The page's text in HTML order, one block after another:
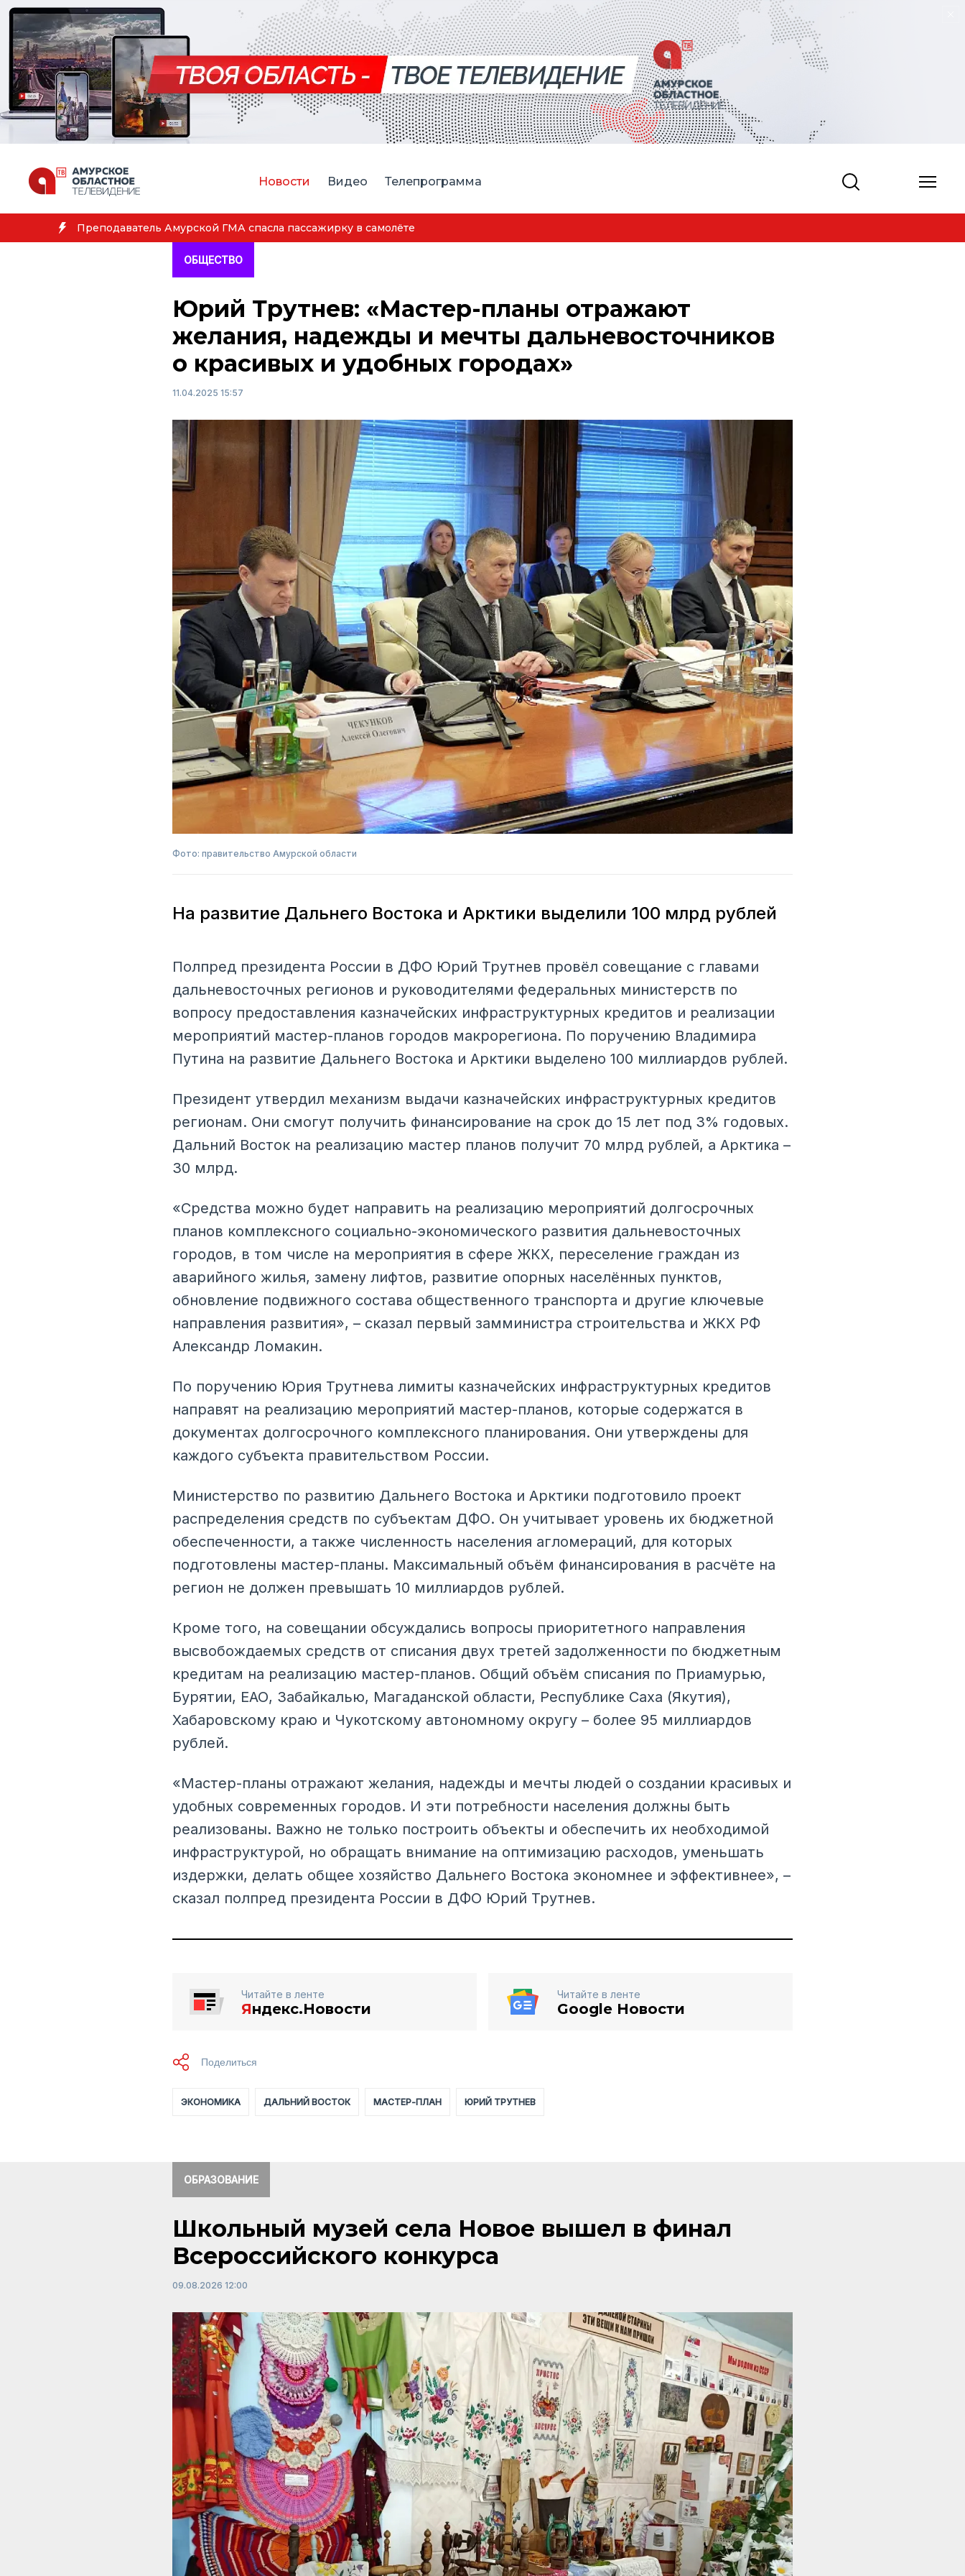
Новости Видео Телепрограмма
Амурская спортсменка выиграла первенство России по лёгкой атлетике
ОБЩЕСТВО
Юрий Трутнев: «Мастер-планы отражают
желания, надежды и мечты дальневосточников
о красивых и удобных городах»
11.04.2025 15:57
Фото: правительство Амурской области
На развитие Дальнего Востока и Арктики выделили 100 млрд рублей
Полпред президента России в ДФО Юрий Трутнев провёл совещание с главами
дальневосточных регионов и руководителями федеральных министерств по
вопросу предоставления казначейских инфраструктурных кредитов и реализации
мероприятий мастер-планов городов макрорегиона. По поручению Владимира
Путина на развитие Дальнего Востока и Арктики выделено 100 миллиардов рублей.
Президент утвердил механизм выдачи казначейских инфраструктурных кредитов
регионам. Они смогут получить финансирование на срок до 15 лет под 3% годовых.
Дальний Восток на реализацию мастер планов получит 70 млрд рублей, а Арктика –
30 млрд.
«Средства можно будет направить на реализацию мероприятий долгосрочных
планов комплексного социально-экономического развития дальневосточных
городов, в том числе на мероприятия в сфере ЖКХ, переселение граждан из
аварийного жилья, замену лифтов, развитие опорных населённых пунктов,
обновление подвижного состава общественного транспорта и другие ключевые
направления развития», – сказал первый замминистра строительства и ЖКХ РФ
Александр Ломакин.
По поручению Юрия Трутнева лимиты казначейских инфраструктурных кредитов
направят на реализацию мероприятий мастер-планов, которые содержатся в
документах долгосрочного комплексного планирования. Они утверждены для
каждого субъекта правительством России.
Министерство по развитию Дальнего Востока и Арктики подготовило проект
распределения средств по субъектам ДФО. Он учитывает уровень их бюджетной
обеспеченности, а также численность населения агломераций, для которых
подготовлены мастер-планы. Максимальный объём финансирования в расчёте на
регион не должен превышать 10 миллиардов рублей.
Кроме того, на совещании обсуждались вопросы приоритетного направления
высвобождаемых средств от списания двух третей задолженности по бюджетным
кредитам на реализацию мастер-планов. Общий объём списания по Приамурью,
Бурятии, ЕАО, Забайкалью, Магаданской области, Республике Саха (Якутия),
Хабаровскому краю и Чукотскому автономному округу – более 95 миллиардов
рублей.
«Мастер-планы отражают желания, надежды и мечты людей о создании красивых и
удобных современных городов. И эти потребности населения должны быть
реализованы. Важно не только построить объекты и обеспечить их необходимой
инфраструктурой, но обращать внимание на оптимизацию расходов, уменьшать
издержки, делать общее хозяйство Дальнего Востока экономнее и эффективнее», –
сказал полпред президента России в ДФО Юрий Трутнев.
Читайте в ленте
Яндекс.Новости
Читайте в ленте
Google Новости
ЭКОНОМИКА ДАЛЬНИЙ ВОСТОК МАСТЕР-ПЛАН ЮРИЙ ТРУТНЕВ
ОБРАЗОВАНИЕ
Школьный музей села Новое вышел в финал
Всероссийского конкурса
09.08.2026 12:00